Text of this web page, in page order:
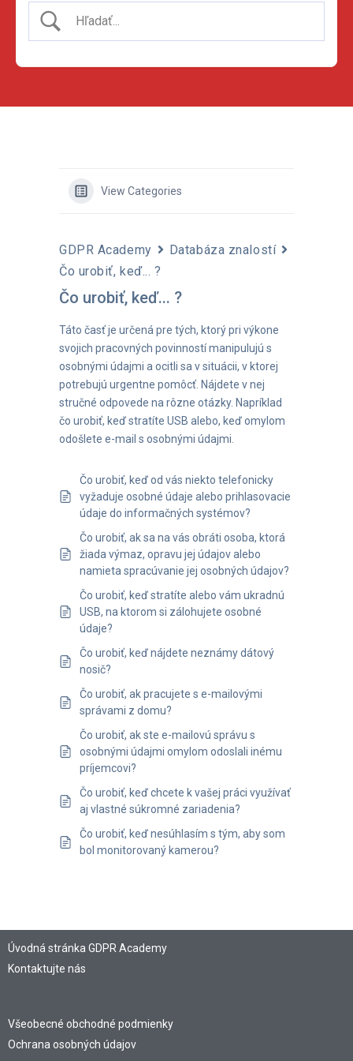
View Categories
GDPR Academy
Databáza znalostí
Čo urobiť, keď... ?
Čo urobiť, keď... ?
Táto časť je určená pre tých, ktorý pri výkone
svojich pracovných povinností manipulujú s
osobnými údajmi a ocitli sa v situácii, v ktorej
potrebujú urgentne pomôcť. Nájdete v nej
stručné odpovede na rôzne otázky. Napríklad
čo urobiť, keď stratíte USB alebo, keď omylom
odošlete e-mail s osobnými údajmi.
Čo urobiť, keď od vás niekto telefonicky
vyžaduje osobné údaje alebo prihlasovacie
údaje do informačných systémov?
Čo urobiť, ak sa na vás obráti osoba, ktorá
žiada výmaz, opravu jej údajov alebo
namieta spracúvanie jej osobných údajov?
Čo urobiť, keď stratíte alebo vám ukradnú
USB, na ktorom si zálohujete osobné
údaje?
Čo urobiť, keď nájdete neznámy dátový
nosič?
Čo urobiť, ak pracujete s e-mailovými
správami z domu?
Čo urobiť, ak ste e-mailovú správu s
osobnými údajmi omylom odoslali inému
príjemcovi?
Čo urobiť, keď chcete k vašej práci využívať
aj vlastné súkromné zariadenia?
Čo urobiť, keď nesúhlasím s tým, aby som
bol monitorovaný kamerou?
Úvodná stránka GDPR Academy
Kontaktujte nás
Všeobecné obchodné podmienky
Ochrana osobných údajov